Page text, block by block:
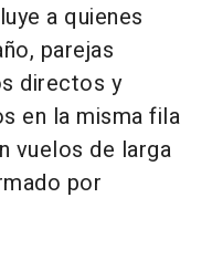
a quienes
parejas
directos y
en la misma fila
vuelos de larga
por